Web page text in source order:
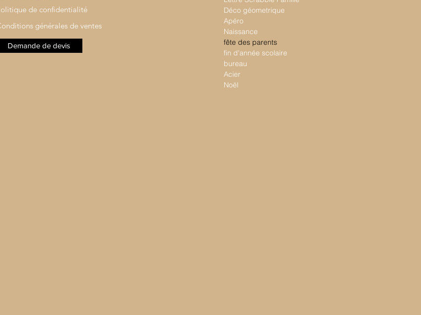
de confidentialité
générales de ventes
Demande de devis
Déco géometrique
Apéro
Naissance
fête des parents
fin d'année scolaire
bureau
Acier
Noël